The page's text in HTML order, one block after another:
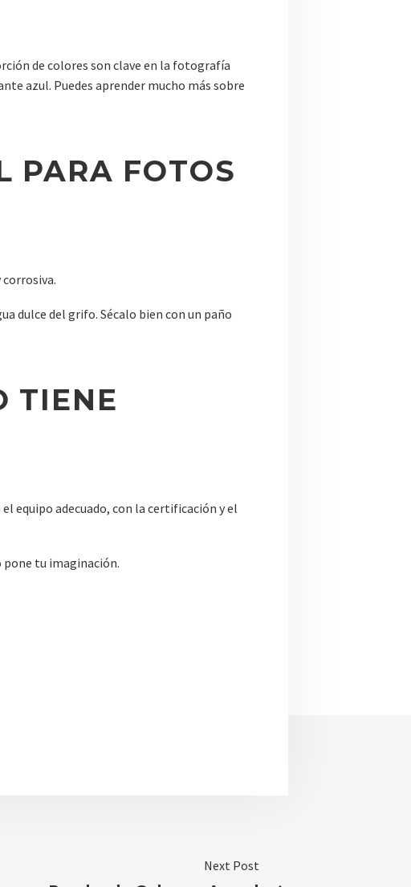
de colores son clave en la fotografía
azul. Puedes aprender mucho más sobre
PARA FOTOS
corrosiva.
dulce del grifo. Sécalo bien con un paño
TIENE
equipo adecuado, con la certificación y el
tu imaginación.
Next Post